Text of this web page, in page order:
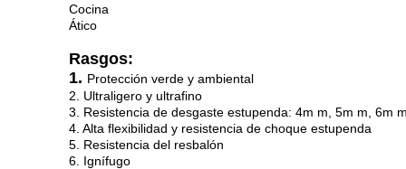
Cocina
Ático
Rasgos:
1. Protección verde y ambiental
2. Ultraligero y ultrafino
3. Resistencia de desgaste estupenda: 4m m, 5m m, 6m
4. Alta flexibilidad y resistencia de choque estupenda
5. Resistencia del resbalón
6. Ignífugo